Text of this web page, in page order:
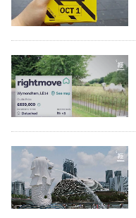
理
商
業
科
技
職
場
生